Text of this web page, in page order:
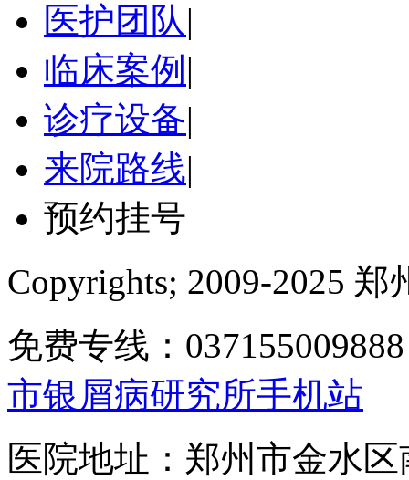
医护团队|
临床案例 |
诊疗设备|
来院路线|
预约挂号
Copyrights; 2009-2025
免费专线：
市银屑病研究所手机站
医院地址：郑州市金水